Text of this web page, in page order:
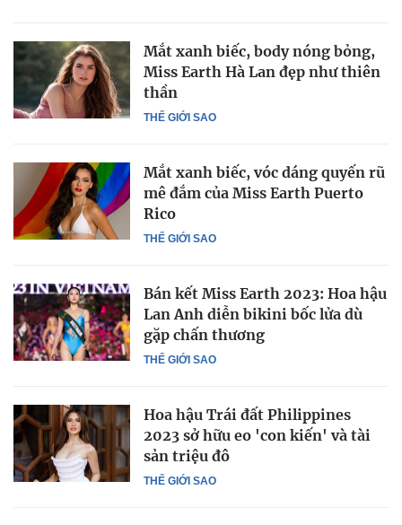
THẾ GIỚI SAO
Mắt xanh biếc, body nóng bỏng,
Miss Earth Hà Lan đẹp như thiên
thần
THẾ GIỚI SAO
Mắt xanh biếc, vóc dáng quyến rũ
mê đắm của Miss Earth Puerto
Rico
THẾ GIỚI SAO
Bán kết Miss Earth 2023: Hoa hậu
Lan Anh diễn bikini bốc lửa dù
gặp chấn thương
THẾ GIỚI SAO
Hoa hậu Trái đất Philippines
2023 sở hữu eo 'con kiến' và tài
sản triệu đô